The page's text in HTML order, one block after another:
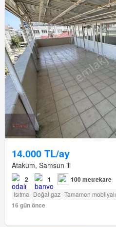
14.000 TL/ay
Atakum, Samsun ili
2 1 100 metrekare
Isıtma Doğal gaz Tamamen mobilyalı
16 gün önce